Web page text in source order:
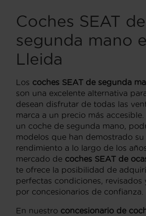
Coches SEAT de
segunda mano
Lleida
Los coches SEAT de segunda
son una excelente alternativa
desean disfrutar de todas las
marca a un precio más
un coche de segunda mano,
modelos que han demostrado
rendimiento a lo largo de los
mercado de coches SEAT de
te ofrece la posibilidad de
perfectas condiciones, revisados
por concesionarios de confianza.
En nuestro concesionario de